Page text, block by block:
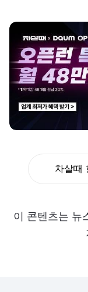
차살때
이 콘텐츠는 뉴